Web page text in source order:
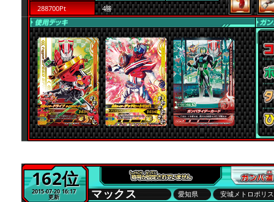
288700Pt 4勝
162位
2015-07-20 16:17
更新 マックス 愛知県 安城メトロポリス